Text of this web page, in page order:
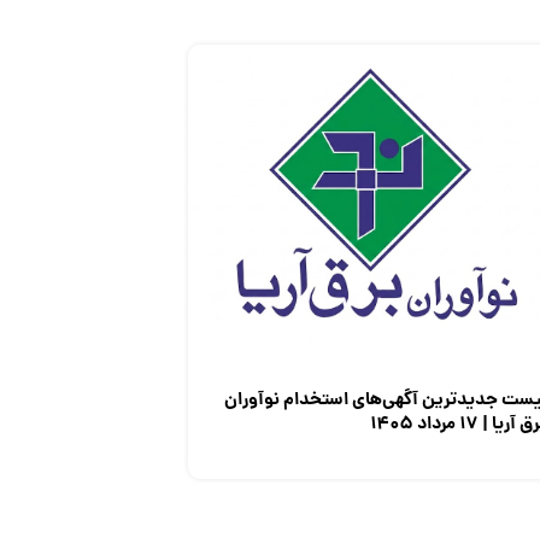
جدیدترین آگهی‌های استخدام نوآوران
آریا | ۱۷ مرداد ۱۴۰۵